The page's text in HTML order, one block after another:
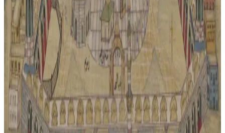
İrlanda mutfağı, basit malzemelerle hazırlanan zengin tarifleriyle
dikkat çeker. Geleneksel yemekler, kültürel miras ve günlük yaşamın
pratikliğini yansıtır. Et, patates ve deniz ürünleri öne çıkar.
Kıyma Fiyatlarındaki Güncel Değişimler ve Piyasa
Koşulları Üzerine Analiz
Kıyma, mutfaklarda vazgeçilmez olup fiyatları bölgesel ve piyasa
koşullarına göre değişiyor. Güncel fiyat trendleri ve tüketici etkileri
hakkında detaylar burada.
Kaba Et: Mutfaklarda Kullanımı, Faydaları ve
Pişirme Teknikleri Hakkında Bilgiler